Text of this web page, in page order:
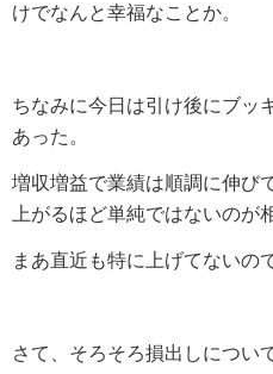
けでなんと幸福なことか。
ちなみに今日は引け後にブッ
あった。
増収増益で業績は順調に伸び
上がるほど単純ではないのが
まあ直近も特に上げてないの
さて、そろそろ損出しについ